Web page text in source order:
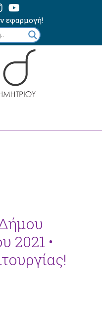
εφαρμογή!
2021 •